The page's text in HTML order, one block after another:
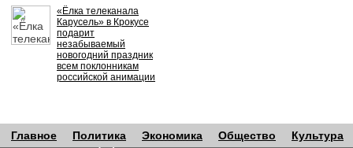
«Ёлка телеканала
Карусель» в Крокусе
подарит
незабываемый
новогодний праздник
всем поклонникам
российской анимации
Главное Политика Экономика Общество Культура